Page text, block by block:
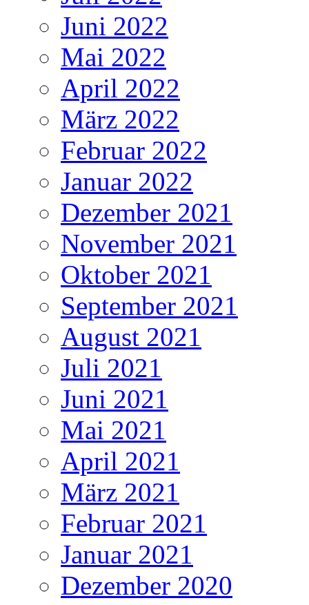
Juni 2022
Mai 2022
April 2022
März 2022
Februar 2022
Januar 2022
Dezember 2021
November 2021
Oktober 2021
September 2021
August 2021
Juli 2021
Juni 2021
Mai 2021
April 2021
März 2021
Februar 2021
Januar 2021
Dezember 2020